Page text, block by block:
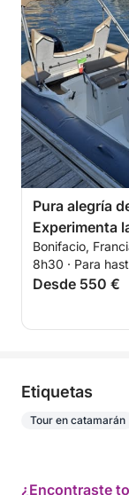
Pura alegría
Experimenta
Bonifacio
Bonifacio,
8h30 · Para
Desde 550 €
Etiquetas
Tour en catamarán
¿Encontraste